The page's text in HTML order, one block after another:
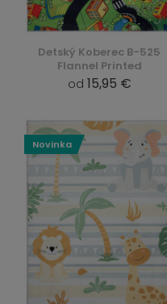
Detský Koberec B-525
Flannel Printed
od 15,95 €
Novinka